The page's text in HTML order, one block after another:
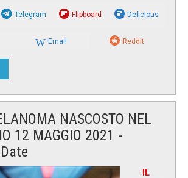
Telegram Flipboard Delicious
Email Reddit
NASCOSTO NEL
12 MAGGIO 2021 -
IL